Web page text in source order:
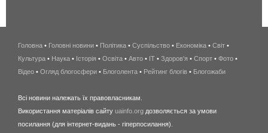
беспроводной
интернет
киев
wimax
Головна • Головні новини • Політика • Суспільство • Економіка • Світ •
Культура • Наука • Історія • Освіта • Авто • IT • Здоров'я • Спорт • Фото •
Відео • Огляд блогосфери • Блоголента • Рейтинг блогів • Блогожаби
Всі новини належать їх правовласникам.
Використання матеріалів сайту uainfo.org дозволяється за умови
посилання (для інтернет-видань - гіперпосилання).